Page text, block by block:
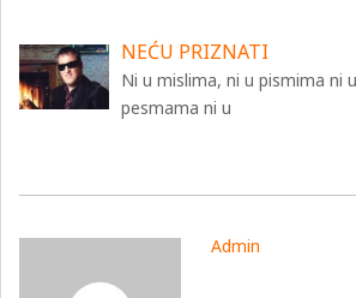
NEĆU PRIZNATI
Ni u mislima, ni u pismima ni
pesmama ni u
Admin